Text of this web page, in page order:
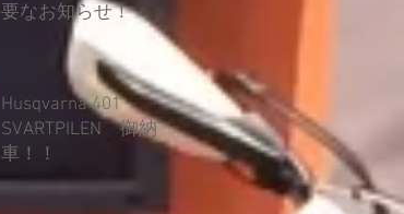
要なお知らせ！
Husqvarna 401
SVARTPILEN 御納
車！！